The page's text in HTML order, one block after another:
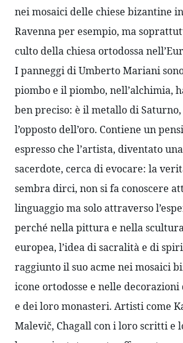
nei mosaici delle chiese bizantine
Ravenna per esempio, ma
culto della chiesa ortodossa
I panneggi di Umberto Mariani
piombo e il piombo, nell’alchimia,
ben preciso: è il metallo di
l’opposto dell’oro. Contiene un
espresso che l’artista, diventato
sacerdote, cerca di evocare: la
sembra dirci, non si fa conoscere
linguaggio ma solo attraverso
perché nella pittura e nella
europea, l’idea di sacralità e di
raggiunto il suo acme nei mosaici
icone ortodosse e nelle
e dei loro monasteri. Artisti come
Malevič, Chagall con i loro scritti e